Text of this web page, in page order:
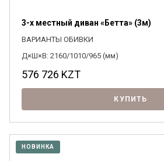
3-х местный диван «Бетта» (3м)
ВАРИАНТЫ ОБИВКИ
Д×Ш×В: 2160/1010/965 (мм)
576 726 KZT
КУПИТЬ
НОВИНКА